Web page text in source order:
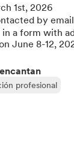
1st, 2026
by
a form with
June 8-12,
profesional